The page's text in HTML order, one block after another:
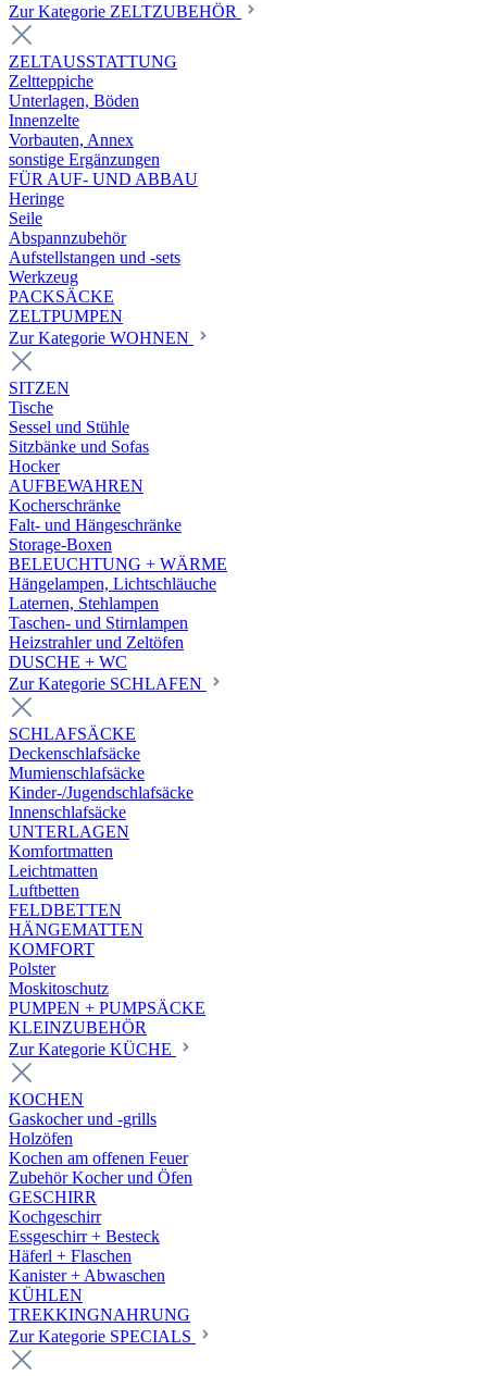
Zur Kategorie ZELTZUBEHÖR
ZELTAUSSTATTUNG
Zeltteppiche
Unterlagen, Böden
Innenzelte
Vorbauten, Annex
sonstige Ergänzungen
FÜR AUF- UND ABBAU
Heringe
Seile
Abspannzubehör
Aufstellstangen und -sets
Werkzeug
PACKSÄCKE
ZELTPUMPEN
Zur Kategorie WOHNEN
SITZEN
Tische
Sessel und Stühle
Sitzbänke und Sofas
Hocker
AUFBEWAHREN
Kocherschränke
Falt- und Hängeschränke
Storage-Boxen
BELEUCHTUNG + WÄRME
Hängelampen, Lichtschläuche
Laternen, Stehlampen
Taschen- und Stirnlampen
Heizstrahler und Zeltöfen
DUSCHE + WC
Zur Kategorie SCHLAFEN
SCHLAFSÄCKE
Deckenschlafsäcke
Mumienschlafsäcke
Kinder-/Jugendschlafsäcke
Innenschlafsäcke
UNTERLAGEN
Komfortmatten
Leichtmatten
Luftbetten
FELDBETTEN
HÄNGEMATTEN
KOMFORT
Polster
Moskitoschutz
PUMPEN + PUMPSÄCKE
KLEINZUBEHÖR
Zur Kategorie KÜCHE
KOCHEN
Gaskocher und -grills
Holzöfen
Kochen am offenen Feuer
Zubehör Kocher und Öfen
GESCHIRR
Kochgeschirr
Essgeschirr + Besteck
Häferl + Flaschen
Kanister + Abwaschen
KÜHLEN
TREKKINGNAHRUNG
Zur Kategorie SPECIALS